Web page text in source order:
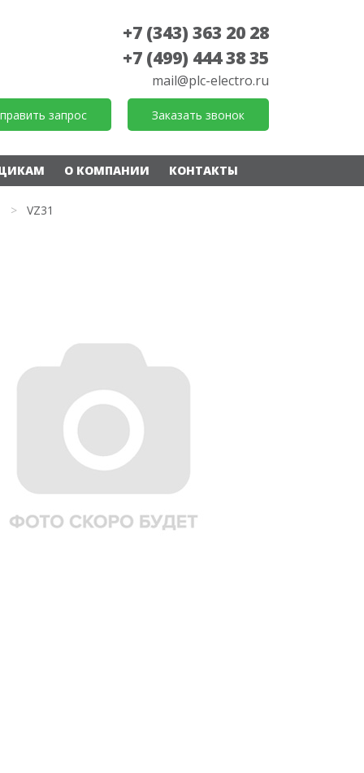
+7 (343) 363 20 28
+7 (499) 444 38 35
mail@plc-electro.ru
запрос Заказать звонок
О КОМПАНИИ КОНТАКТЫ
> VZ31